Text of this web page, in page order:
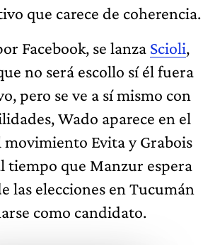
que carece de coherencia.
Facebook, se lanza Scioli,
no será escollo sí él fuera
pero se ve a sí mismo con
Wado aparece en el
movimiento Evita y Grabois
tiempo que Manzur espera
las elecciones en Tucumán
como candidato.